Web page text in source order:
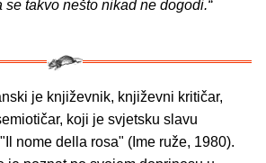
takvo nešto nikad ne dogodi.“
je književnik, književni kritičar,
koji je svjetsku slavu
nome della rosa" (Ime ruže, 1980).